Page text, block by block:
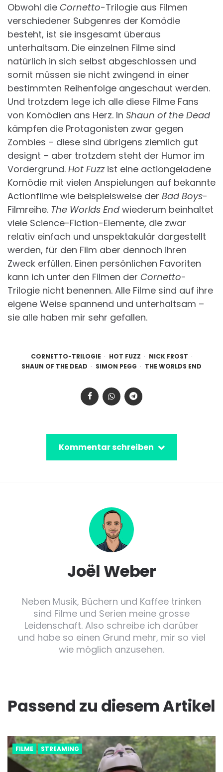
Obwohl die Cornetto-Trilogie aus Filmen
verschiedener Subgenres der Komödie
besteht, ist sie insgesamt überaus
unterhaltsam. Die einzelnen Filme sind
natürlich in sich selbst abgeschlossen und
somit müssen sie nicht zwingend in einer
bestimmten Reihenfolge angeschaut werden.
Und trotzdem lege ich alle diese Filme Fans
von Komödien ans Herz. In Shaun of the Dead
kämpfen die Protagonisten zwar gegen
Zombies – diese sind übrigens ziemlich gut
designt – aber trotzdem steht der Humor im
Vordergrund. Hot Fuzzist eine actiongeladene
Komödie mit vielen Anspielungen auf bekannte
Actionfilme wie beispielsweise der Bad Boys-
Filmreihe. The Worlds Endwiederum beinhaltet
viele Science-Fiction-Elemente, die zwar
relativ einfach und unspektakulär dargestellt
werden, für den Film aber dennoch ihren
Zweck erfüllen. Einen persönlichen Favoriten
kann ich unter den Filmen der Cornetto-
Trilogie nicht benennen. Alle Filme sind auf ihre
eigene Weise spannend und unterhaltsam –
sie alle haben mir sehr gefallen.
CORNETTO-TRILOGIE HOT FUZZ
NICK FROST
SHAUN OF THE DEAD
SIMON PEGG THE WORLDS END
Kommentar schreiben
Joël Weber
Neben Musik, Büchern und Kaffee trinken
sind Filme und Serien meine grosse
Leidenschaft. Also schreibe ich darüber
und habe so einen Grund mehr, mir so viel
wie möglich anzusehen.
Passend zu diesem Artikel
FILME STREAMING